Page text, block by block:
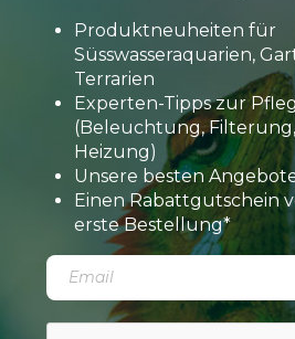
Produktneuheiten für
Süsswasseraquarien,
Terrarien
Experten-Tipps zur
(Beleuchtung, Filterung,
Heizung)
Unsere besten
Einen Rabattgutschein
erste Bestellung*